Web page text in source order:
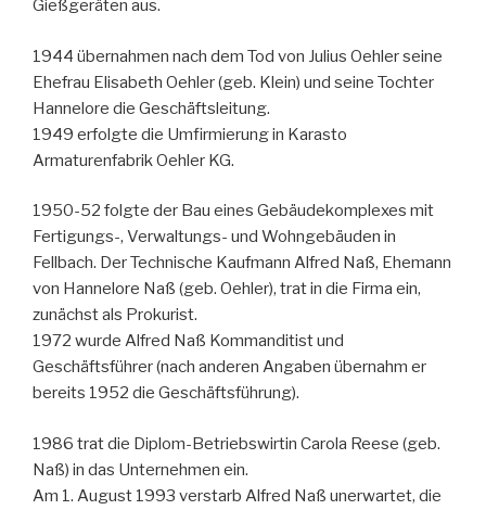
Gießgeräten aus.
1944 übernahmen nach dem Tod von Julius Oehler seine
Ehefrau Elisabeth Oehler (geb. Klein) und seine Tochter
Hannelore die Geschäftsleitung.
1949 erfolgte die Umfirmierung in Karasto
Armaturenfabrik Oehler KG.
1950-52 folgte der Bau eines Gebäudekomplexes mit
Fertigungs-, Verwaltungs- und Wohngebäuden in
Fellbach. Der Technische Kaufmann Alfred Naß, Ehemann
von Hannelore Naß (geb. Oehler), trat in die Firma ein,
zunächst als Prokurist.
1972 wurde Alfred Naß Kommanditist und
Geschäftsführer (nach anderen Angaben übernahm er
bereits 1952 die Geschäftsführung).
1986 trat die Diplom-Betriebswirtin Carola Reese (geb.
Naß) in das Unternehmen ein.
Am 1. August 1993 verstarb Alfred Naß unerwartet, die